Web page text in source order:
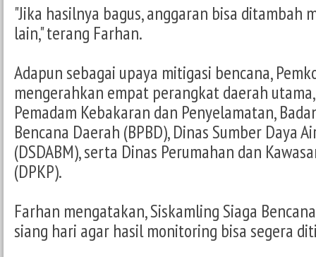
"Jika hasilnya bagus, anggaran bisa ditambah
lain," terang Farhan.
Adapun sebagai upaya mitigasi bencana,
mengerahkan empat perangkat daerah
Pemadam Kebakaran dan Penyelamatan,
Bencana Daerah (BPBD), Dinas Sumber Daya
(DSDABM), serta Dinas Perumahan dan
(DPKP).
Farhan mengatakan, Siskamling Siaga
siang hari agar hasil monitoring bisa segera